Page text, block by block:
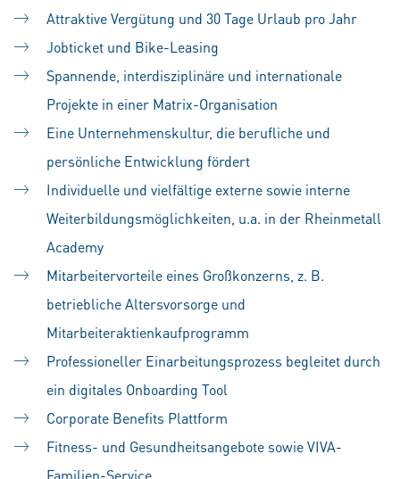
Attraktive Vergütung und 30 Tage Urlaub pro Jahr
Jobticket und Bike-Leasing
Spannende, interdisziplinäre und internationale
Projekte in einer Matrix-Organisation
Eine Unternehmenskultur, die berufliche und
persönliche Entwicklung fördert
Individuelle und vielfältige externe sowie interne
Weiterbildungsmöglichkeiten, u.a. in der Rheinmetall
Academy
Mitarbeitervorteile eines Großkonzerns, z. B.
betriebliche Altersvorsorge und
Mitarbeiteraktienkaufprogramm
Professioneller Einarbeitungsprozess begleitet durch
ein digitales Onboarding Tool
Corporate Benefits Plattform
Fitness- und Gesundheitsangebote sowie VIVA-
Familien-Service